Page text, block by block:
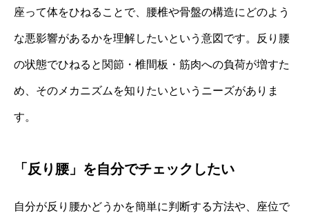
座って体をひねることで、腰椎や骨盤の構造にどのよう
な悪影響があるかを理解したいという意図です。反り腰
の状態でひねると関節・椎間板・筋肉への負荷が増すた
め、そのメカニズムを知りたいというニーズがありま
す。
「反り腰」を自分でチェックしたい
自分が反り腰かどうかを簡単に判断する方法や、座位で